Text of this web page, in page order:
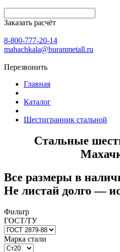
Заказать расчёт
8-800-777-20-14
mahachkala@buranmetall.ru
Перезвонить
Главная
Каталог
Шестигранник стальной
Стальные
Все размеры в
Не листай долго —
Фильтр
ГОСТ/ТУ
Марка стали